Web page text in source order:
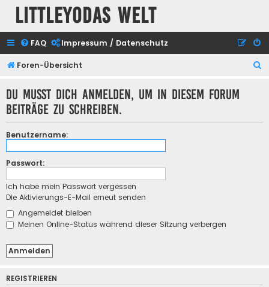
Littleyodas Welt
FAQ Impressum / Datenschutz
Foren-Übersicht
Du musst dich anmelden, um in diesem Forum
Beiträge zu schreiben.
Benutzername:
Passwort:
Ich habe mein Passwort vergessen
Die Aktivierungs-E-Mail erneut senden
Angemeldet bleiben
Meinen Online-Status während dieser Sitzung verbergen
REGISTRIEREN